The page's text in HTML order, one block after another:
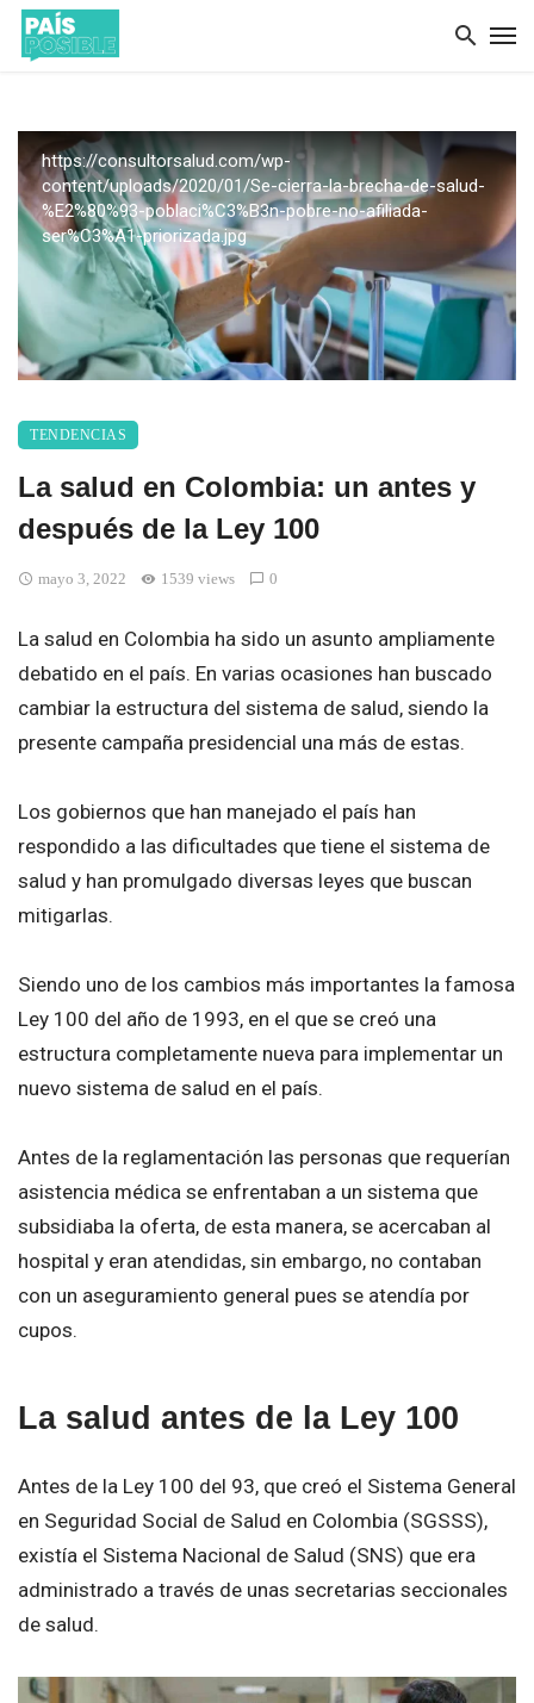
https://consultorsalud.com/wp-
content/uploads/2020/01/Se-cierra-la-brecha-de-salud-
%E2%80%93-poblaci%C3%B3n-pobre-no-afiliada-
ser%C3%A1-priorizada.jpg
TENDENCIAS
La salud en Colombia: un antes y
después de la Ley 100
mayo 3, 2022 1539 views 0
La salud en Colombia ha sido un asunto ampliamente
debatido en el país. En varias ocasiones han buscado
cambiar la estructura del sistema de salud, siendo la
presente campaña presidencial una más de estas.
Los gobiernos que han manejado el país han
respondido a las dificultades que tiene el sistema de
salud y han promulgado diversas leyes que buscan
mitigarlas.
Siendo uno de los cambios más importantes la famosa
Ley 100 del año de 1993, en el que se creó una
estructura completamente nueva para implementar un
nuevo sistema de salud en el país.
Antes de la reglamentación las personas que requerían
asistencia médica se enfrentaban a un sistema que
subsidiaba la oferta, de esta manera, se acercaban al
hospital y eran atendidas, sin embargo, no contaban
con un aseguramiento general pues se atendía por
cupos.
La salud antes de la Ley 100
Antes de la Ley 100 del 93, que creó el Sistema General
en Seguridad Social de Salud en Colombia (SGSSS),
existía el Sistema Nacional de Salud (SNS) que era
administrado a través de unas secretarias seccionales
de salud.